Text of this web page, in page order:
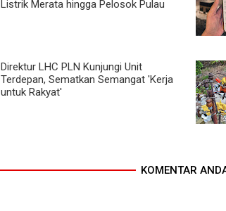
Listrik Merata hingga Pelosok Pulau
Direktur LHC PLN Kunjungi Unit
Terdepan, Sematkan Semangat 'Kerja
untuk Rakyat'
KOMENTAR